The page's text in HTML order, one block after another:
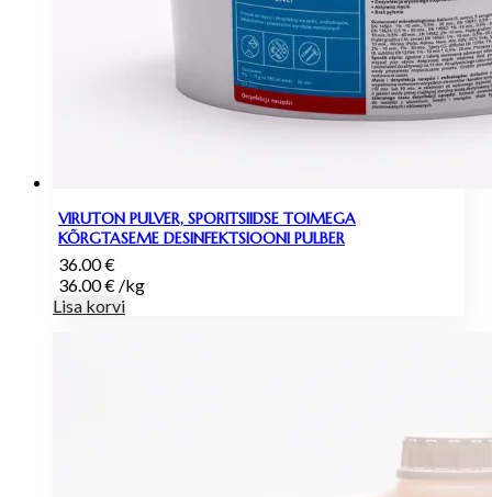
VIRUTON PULVER, SPORITSIIDSE TOIMEGA
KÕRGTASEME DESINFEKTSIOONI PULBER
36.00€
36.00€ /kg
Lisa korvi